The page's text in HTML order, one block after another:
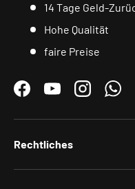
14 Tage Geld-
Hohe Qualität
faire Preise
FacebookYouTubeInstagram
Rechtliches